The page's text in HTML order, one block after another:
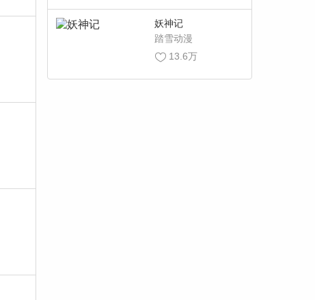
妖神记
踏雪动漫
13.6万